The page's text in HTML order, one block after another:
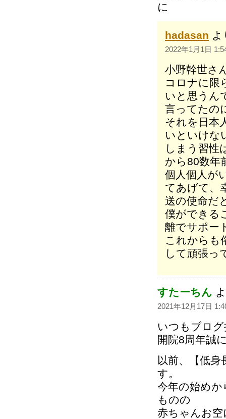
に
hadasan よ
2022年1月1日
小野幹世さ
コロナに限
いと思うん
言ってたの
それを日本
いといけな
しまう習性
から80数年
個人個人が
てあげて、
送の使命だ
僕ができる
離でサポー
これからも
して頑張っ
すたーちん
2021年12月17日
いつもブロ
開院8周年誠
以前、【低
す。
今年の始め
ものの
赤ちゃんお